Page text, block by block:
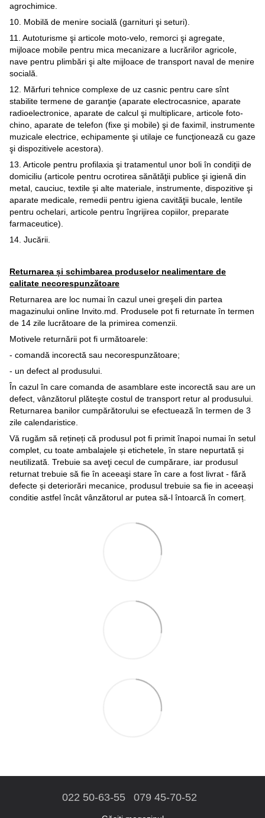
agrochimice.
10. Mobilă de menire socială (garnituri şi seturi).
11. Autoturisme şi articole moto-velo, remorci şi agregate,
mijloace mobile pentru mica mecanizare a lucrărilor agricole,
nave pentru plimbări şi alte mijloace de transport naval de menire
socială.
12. Mărfuri tehnice complexe de uz casnic pentru care sînt
stabilite termene de garanţie (aparate electrocasnice, aparate
radioelectronice, aparate de calcul şi multiplicare, articole foto-
chino, aparate de telefon (fixe şi mobile) şi de faximil, instrumente
muzicale electrice, echipamente şi utilaje ce funcţionează cu gaze
şi dispozitivele acestora).
13. Articole pentru profilaxia şi tratamentul unor boli în condiţii de
domiciliu (articole pentru ocrotirea sănătăţii publice şi igienă din
metal, cauciuc, textile şi alte materiale, instrumente, dispozitive şi
aparate medicale, remedii pentru igiena cavităţii bucale, lentile
pentru ochelari, articole pentru îngrijirea copiilor, preparate
farmaceutice).
14. Jucării.
Returnarea și schimbarea produselor nealimentare de
calitate necorespunzătoare
Returnarea are loc numai în cazul unei greşeli din partea
magazinului online Invito.md. Produsele pot fi returnate în termen
de 14 zile lucrătoare de la primirea comenzii.
Motivele returnării pot fi următoarele:
- comandă incorectă sau necorespunzătoare;
- un defect al produsului.
În cazul în care comanda de asamblare este incorectă sau are un
defect, vânzătorul plăteşte costul de transport retur al produsului.
Returnarea banilor cumpărătorului se efectuează în termen de 3
zile calendaristice.
Vă rugăm să rețineți că produsul pot fi primit înapoi numai în setul
complet, cu toate ambalajele și etichetele, în stare nepurtată și
neutilizată. Trebuie sa aveţi cecul de cumpărare, iar produsul
returnat trebuie să fie în aceeaşi stare în care a fost livrat - fără
defecte și deteriorări mecanice, produsul trebuie sa fie in aceeași
conditie astfel încât vânzătorul ar putea să-l întoarcă în comerț.
022 50-63-55 079 45-70-52